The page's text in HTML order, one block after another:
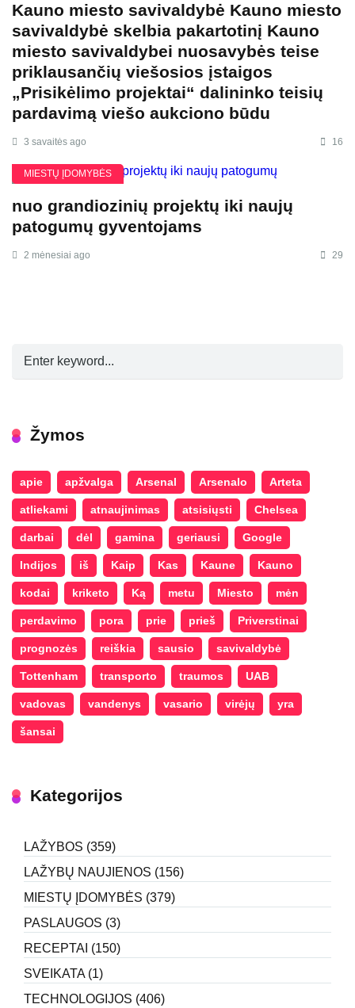
Kauno miesto savivaldybė Kauno miesto
savivaldybė skelbia pakartotinį Kauno
miesto savivaldybei nuosavybės teise
priklausančių viešosios įstaigos
„Prisikėlimo projektai“ dalininko teisių
pardavimą viešo aukciono būdu
3 savaitės ago 16
MIESTŲ ĮDOMYBĖS
nuo grandiozinių projektų iki naujų
patogumų gyventojams
2 mėnesiai ago 29
Žymos
apie apžvalga Arsenal Arsenalo Arteta
atliekami atnaujinimas atsisiųsti Chelsea
darbai dėl gamina geriausi Google
Indijos iš Kaip Kas Kaune Kauno
kodai kriketo Ką metu Miesto mėn
perdavimo pora prie prieš Priverstinai
prognozės reiškia sausio savivaldybė
Tottenham transporto traumos UAB
vadovas vandenys vasario virėjų yra
šansai
Kategorijos
LAŽYBOS (359)
LAŽYBŲ NAUJIENOS (156)
MIESTŲ ĮDOMYBĖS (379)
PASLAUGOS (3)
RECEPTAI (150)
SVEIKATA (1)
TECHNOLOGIJOS (406)